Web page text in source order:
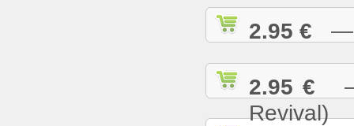
2.95 € —
2.95 € —
Revival)